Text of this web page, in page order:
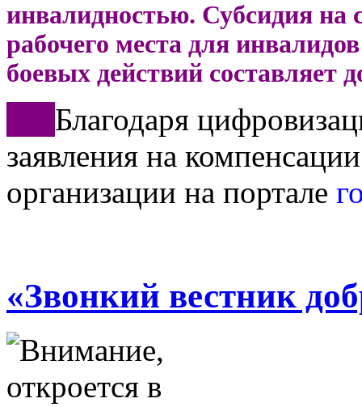
инвалидностью. Субсидия на
рабочего места для
боевых действий составляет
Благодаря
заявления на
организации на портале
«Звонкий вестник